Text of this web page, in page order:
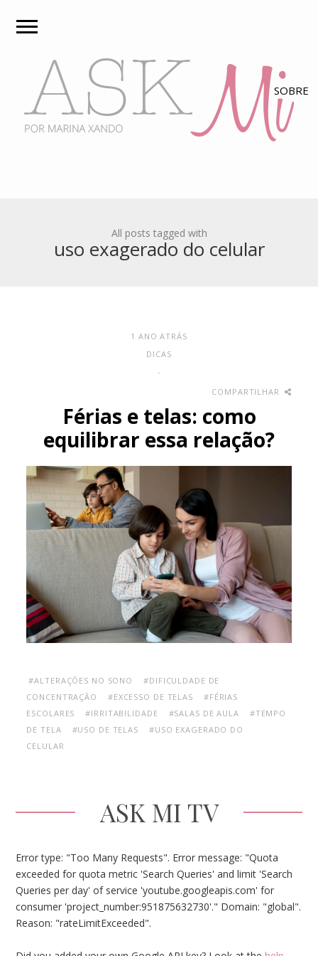
All posts tagged with
uso exagerado do celular
1 ANO ATRÁS
DICAS
-
COMPARTILHAR
Férias e telas: como
equilibrar essa relação?
#ALTERAÇÕES NO SONO
#DIFICULDADE DE
CONCENTRAÇÃO
#EXCESSO DE TELAS
#FÉRIAS
ESCOLARES
#IRRITABILIDADE #SALAS DE AULA
#TEMPO
DE TELA
#USO DE TELAS
#USO EXAGERADO DO
CELULAR
ASK MI TV
Error type: "Too Many Requests". Error message: "Quota
exceeded for quota metric 'Search Queries' and limit 'Search
Queries per day' of service 'youtube.googleapis.com' for
consumer 'project_number:951875632730'." Domain: "global".
Reason: "rateLimitExceeded".